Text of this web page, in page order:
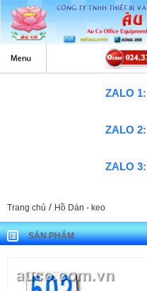
ZALO 1:
ZALO 2:
ZALO 3:
Trang chủ / Hồ Dán - keo
SẢN PHẨM